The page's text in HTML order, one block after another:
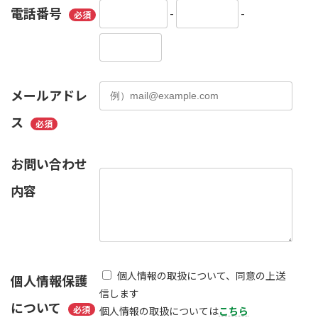
電話番号 必須 - -
メールアドレ
ス
必須
お問い合わせ
内容
個人情報保護
について
必須
個人情報の取扱について、同意の上送
信します
個人情報の取扱についてはこちら